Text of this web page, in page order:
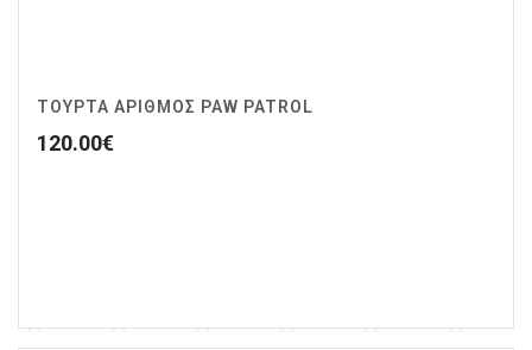
ΤΟΥΡΤΑ ΑΡΙΘΜΟΣ PAW PATROL
120.00€